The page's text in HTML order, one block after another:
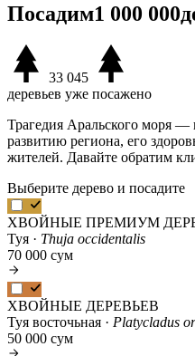
Посадим1 000 000
33 045
деревьев уже посажено
Трагедия Аральского моря —
развитию региона, его
жителей. Давайте обратим
Выберите дерево и посадите
ХВОЙНЫЕ ПРЕМИУМ
Туя · Thuja occidentalis
70 000 сум
ХВОЙНЫЕ ДЕРЕВЬЕВ
Туя восточьная · Platycladus
50 000 сум